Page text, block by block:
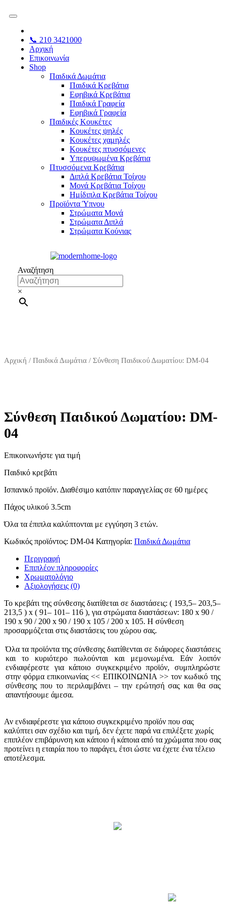
📞 210 3421000
Αρχική
Επικοινωνία
Shop
Παιδικά Δωμάτια
Παιδικά Κρεβάτια
Εφηβικά Κρεβάτια
Παιδικά Γραφεία
Εφηβικά Γραφεία
Παιδικές Κουκέτες
Κουκέτες ψηλές
Κουκέτες χαμηλές
Κουκέτες πτυσσόμενες
Υπερυψωμένα Κρεβάτια
Πτυσσόμενα Κρεβάτια
Διπλά Κρεβάτια Τοίχου
Μονά Κρεβάτια Τοίχου
Ημίδιπλα Κρεβάτια Τοίχου
Προϊόντα Ύπνου
Στρώματα Μονά
Στρώματα Διπλά
Στρώματα Κούνιας
Αναζήτηση
×
Αρχική / Παιδικά Δωμάτια / Σύνθεση Παιδικού Δωματίου: DM-04
Σύνθεση Παιδικού Δωματίου: DM-
04
Επικοινωνήστε για τιμή
Παιδικό κρεβάτι
Ισπανικό προϊόν. Διαθέσιμο κατόπιν παραγγελίας
Πάχος υλικού 3.5cm
Όλα τα έπιπλα καλύπτονται με εγγύηση 3 ετών.
Κωδικός προϊόντος: DM-04 Κατηγορία: Παιδικά Δωμάτια
Περιγραφή
Επιπλέον πληροφορίες
Χρωματολόγιο
Αξιολογήσεις (0)
Το κρεβάτι της σύνθεσης διατίθεται σε διαστάσεις: ( 193,5– 203,5–
213,5 ) x ( 91– 101– 116 ), για στρώματα διαστάσεων: 180 x 90 /
190 x 90 / 200 x 90 / 190 x 105 / 200 x 105. Η σύνθεση
προσαρμόζεται στις διαστάσεις του χώρου σας.
Όλα τα προϊόντα της σύνθεσης διατίθενται σε διάφορες διαστάσεις
και το κυριότερο πωλούνται και μεμονωμένα. Εάν λοιπόν
ενδιαφέρεστε για κάποιο συγκεκριμένο προϊόν, συμπληρώστε
στην φόρμα επικοινωνίας << ΕΠΙΚΟΙΝΩΝΙΑ >> τον κωδικό της
σύνθεσης που το περιλαμβάνει – την ερώτησή σας και θα σας
απαντήσουμε άμεσα.
Αν ενδιαφέρεστε για κάποιο συγκεκριμένο προϊόν που σας
καλύπτει σαν σχέδιο και τιμή, δεν έχετε παρά να επιλέξετε χωρίς
επιπλέον επιβάρυνση και κάποιο ή κάποια από τα χρώματα που σας
προτείνει η εταιρία που το παράγει, έτσι ώστε να έχετε ένα τέλειο
αποτέλεσμα.